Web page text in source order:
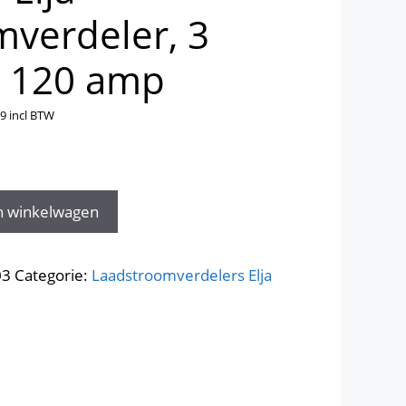
3
amp
incl BTW
winkelwagen
Categorie: Laadstroomverdelers Elja